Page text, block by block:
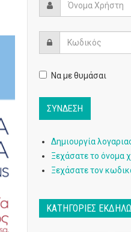
Να με θυμάσαι
Δημιουργία
Ξεχάσατε το όνομα
Ξεχάσατε τον
ΚΑΤΗΓΟΡΊΕΣ